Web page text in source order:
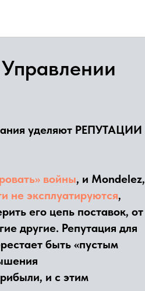
уделяют РЕПУТАЦИИ
войны, и Mondelez,
не эксплуатируются,
его цепь поставок, от
другие. Репутация для
быть «пустым
и с этим